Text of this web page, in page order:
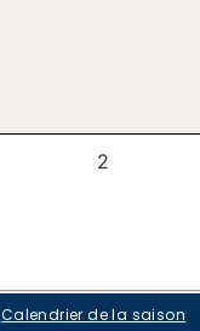
Calendrier de la saison